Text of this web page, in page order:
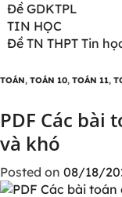
Đề GDKTPL
TIN HỌC
Đề TN THPT Tin
TOÁN, TOÁN 10, TOÁN 11,
PDF Các bài
và khó
Posted on 08/18/